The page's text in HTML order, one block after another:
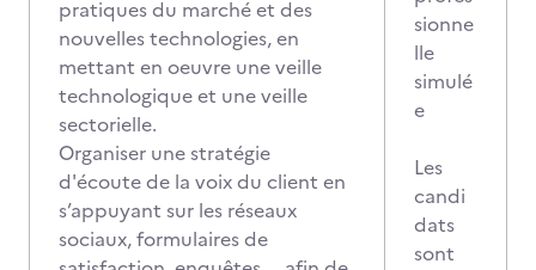
pratiques du marché et des
nouvelles technologies, en
mettant en oeuvre une veille
technologique et une veille
sectorielle.
Organiser une stratégie
d'écoute de la voix du client en
s’appuyant sur les réseaux
sociaux, formulaires de
sionne
lle
simulé
e
Les
candi
dats
sont